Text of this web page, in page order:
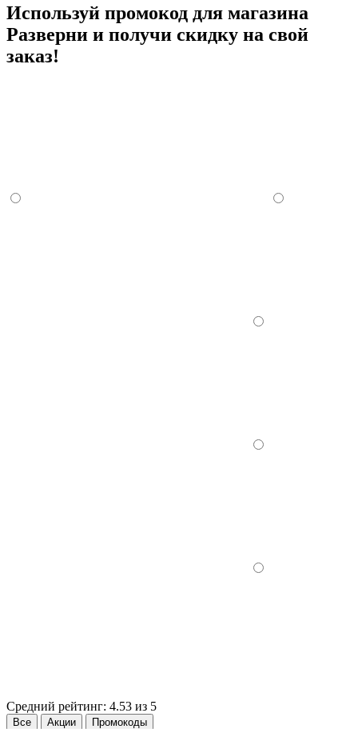
Используй промокод для магазина
Разверни и получи скидку на свой
заказ!
Средний рейтинг: 4.53 из 5
Все Акции Промокоды